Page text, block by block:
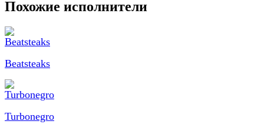
Похожие исполнители
Beatsteaks
Turbonegro